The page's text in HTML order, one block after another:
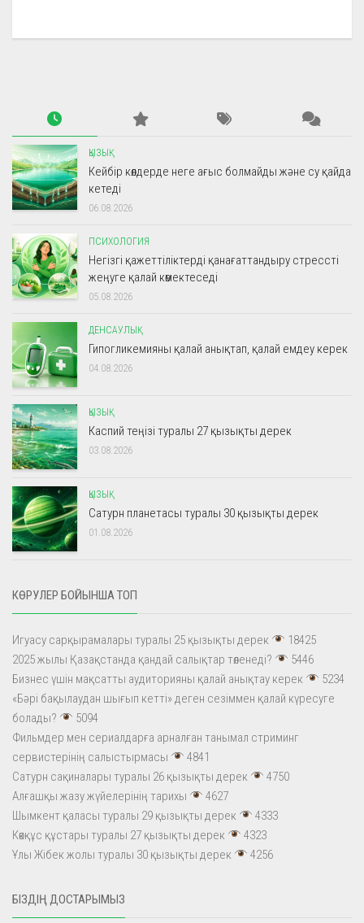
ҚЫЗЫҚ
Кейбір көлдерде неге ағыс болмайды және су қайда
кетеді
06.08.2026
ПСИХОЛОГИЯ
Негізгі қажеттіліктерді қанағаттандыру стрессті
жеңуге қалай көмектеседі
05.08.2026
ДЕНСАУЛЫҚ
Гипогликемияны қалай анықтап, қалай емдеу керек
04.08.2026
ҚЫЗЫҚ
Каспий теңізі туралы 27 қызықты дерек
03.08.2026
ҚЫЗЫҚ
Сатурн планетасы туралы 30 қызықты дерек
01.08.2026
КӨРУЛЕР БОЙЫНША ТОП
Игуасу сарқырамалары туралы 25 қызықты дерек
18425
2025 жылы Қазақстанда қандай салықтар төленеді?
5446
Бизнес үшін мақсатты аудиторияны қалай анықтау керек
5234
«Бәрі бақылаудан шығып кетті» деген сезіммен қалай күресуге
болады?
5094
Фильмдер мен сериалдарға арналған танымал стриминг
сервистерінің салыстырмасы
4841
Сатурн сақиналары туралы 26 қызықты дерек
4750
Алғашқы жазу жүйелерінің тарихы
4627
Шымкент қаласы туралы 29 қызықты дерек
4333
Көкқұс құстары туралы 27 қызықты дерек
4323
Ұлы Жібек жолы туралы 30 қызықты дерек
4256
БІЗДІҢ ДОСТАРЫМЫЗ